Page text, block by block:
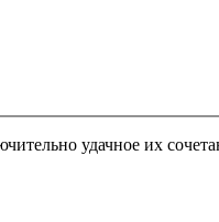
удачное их